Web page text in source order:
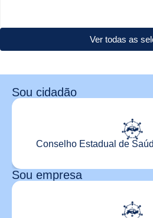
Ver todas as
Sou cidadão
Conselho Estadual de
Sou empresa